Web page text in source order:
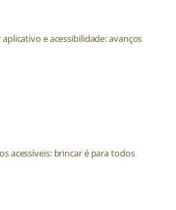
e acessibilidade: avanços
acessíveis: brincar é para todos